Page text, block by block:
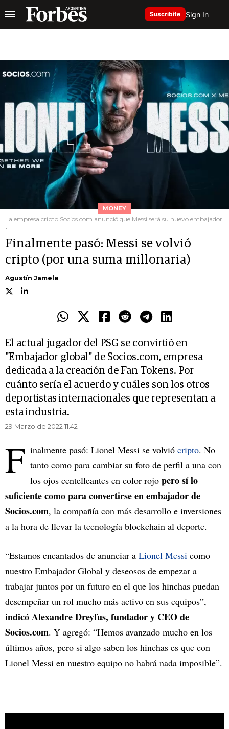
Suscribite Sign In
MONEY
La empresa cripto Socios.com anunció que Messi será su nuevo embajador
.
Finalmente pasó: Messi se volvió
cripto (por una suma millonaria)
Agustín Jamele
El actual jugador del PSG se convirtió en
"Embajador global" de Socios.com, empresa
dedicada a la creación de Fan Tokens. Por
cuánto sería el acuerdo y cuáles son los otros
deportistas internacionales que representan a
esta industria.
29 Marzo de 2022 11.42
F inalmente pasó: Lionel Messi se volvió cripto. No
tanto como para cambiar su foto de perfil a una con
los ojos centelleantes en color rojo pero sí lo
suficiente como para convertirse en embajador de
Socios.com, la compañía con más desarrollo e inversiones
a la hora de llevar la tecnología blockchain al deporte.
“Estamos encantados de anunciar a Lionel Messi como
nuestro Embajador Global y deseosos de empezar a
trabajar juntos por un futuro en el que los hinchas puedan
desempeñar un rol mucho más activo en sus equipos”,
indicó Alexandre Dreyfus, fundador y CEO de
Socios.com. Y agregó: “Hemos avanzado mucho en los
últimos años, pero si algo saben los hinchas es que con
Lionel Messi en nuestro equipo no habrá nada imposible”.